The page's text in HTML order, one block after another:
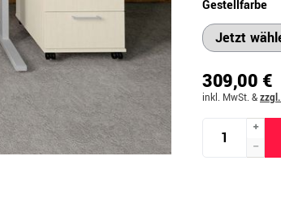
Gestellfarbe
309,00 €
inkl. MwSt. &